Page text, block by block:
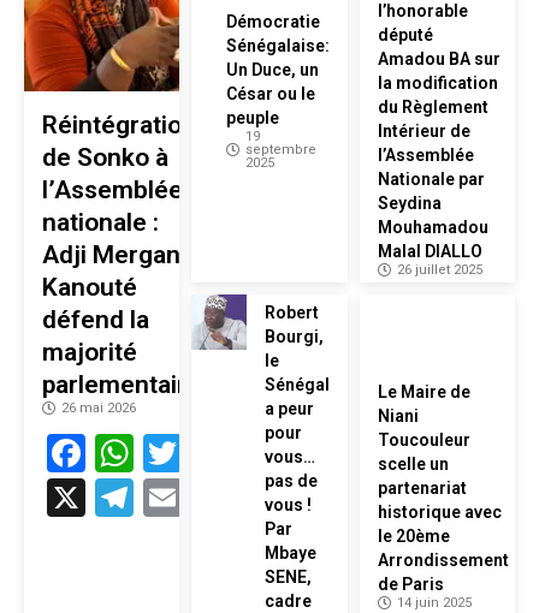
Réintégration
de Sonko à
l’Assemblée
nationale :
Adji Mergane
Kanouté
défend la
majorité
parlementaire
26 mai 2026
Facebook
WhatsApp
Twitter
X
Telegram
Email
Démocratie
Sénégalaise:
Un Duce, un
César ou le
peuple
19
septembre
2025
l’honorable
député
Amadou BA sur
la modification
du Règlement
Intérieur de
l’Assemblée
Nationale par
Seydina
Mouhamadou
Malal DIALLO
26 juillet 2025
Robert
Bourgi,
le
Sénégal
a peur
pour
vous…
pas de
vous !
Par
Mbaye
SENE,
cadre
Le Maire de
Niani
Toucouleur
scelle un
partenariat
historique avec
le 20ème
Arrondissement
de Paris
14 juin 2025